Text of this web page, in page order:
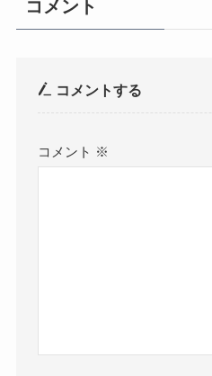
コメント
コメントする
コメント ※